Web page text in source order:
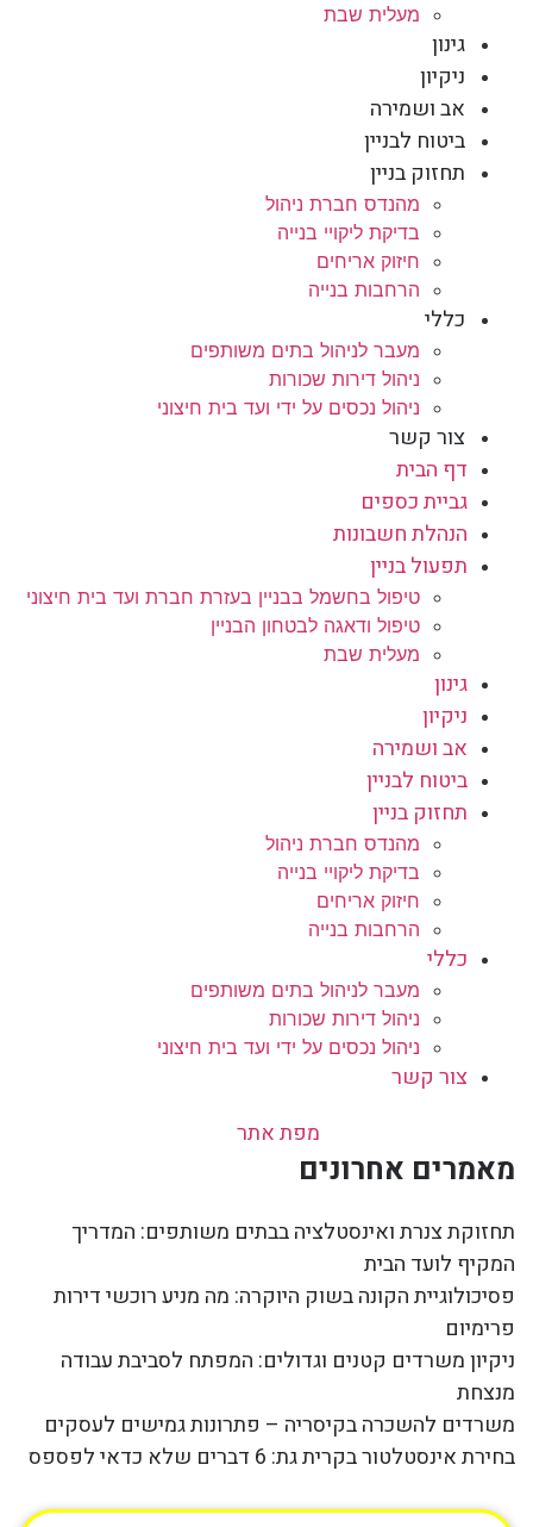
מעלית שבת
גינון
ניקיון
אב ושמירה
ביטוח לבניין
תחזוק בניין
מהנדס חברת ניהול
בדיקת ליקויי בנייה
חיזוק אריחים
הרחבות בנייה
כללי
מעבר לניהול בתים משותפים
ניהול דירות שכורות
ניהול נכסים על ידי ועד בית חיצוני
צור קשר
דף הבית
גביית כספים
הנהלת חשבונות
תפעול בניין
טיפול בחשמל בבניין בעזרת חברת ועד בית חיצוני
טיפול ודאגה לבטחון הבניין
מעלית שבת
גינון
ניקיון
אב ושמירה
ביטוח לבניין
תחזוק בניין
מהנדס חברת ניהול
בדיקת ליקויי בנייה
חיזוק אריחים
הרחבות בנייה
כללי
מעבר לניהול בתים משותפים
ניהול דירות שכורות
ניהול נכסים על ידי ועד בית חיצוני
צור קשר
מפת אתר
מאמרים אחרונים
תחזוקת צנרת ואינסטלציה בבתים משותפים: המדריך
המקיף לועד הבית
פסיכולוגיית הקונה בשוק היוקרה: מה מניע רוכשי דירות
פרימיום
ניקיון משרדים קטנים וגדולים: המפתח לסביבת עבודה
מנצחת
משרדים להשכרה בקיסריה – פתרונות גמישים לעסקים
בחירת אינסטלטור בקרית גת: 6 דברים שלא כדאי לפספס